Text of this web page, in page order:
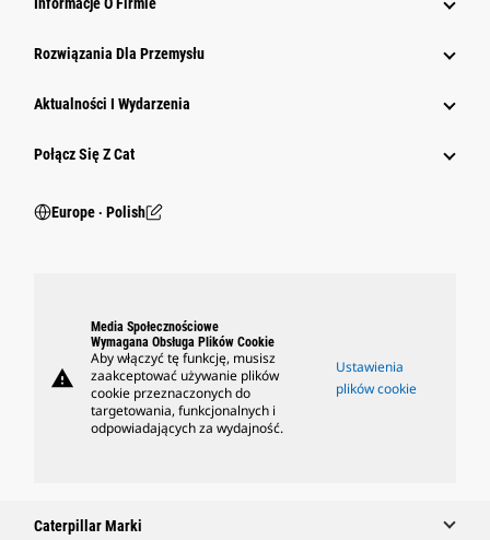
Rozwiązania Dla Przemysłu
Aktualności I Wydarzenia
Połącz Się Z Cat
Europe ‧ Polish
warning
Media Społecznościowe
Wymagana Obsługa Plików Cookie
Aby włączyć tę funkcję, musisz
zaakceptować używanie plików
cookie przeznaczonych do
targetowania, funkcjonalnych i
odpowiadających za wydajność.
Ustawienia
plików cookie
Caterpillar Marki